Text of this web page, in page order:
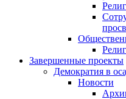
Завершенные проекты
Демократия в
Новости